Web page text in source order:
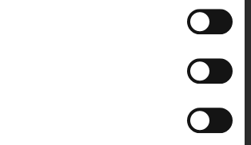
Polityce